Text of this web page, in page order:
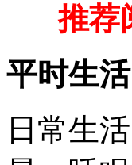
推荐
平时生
日常生